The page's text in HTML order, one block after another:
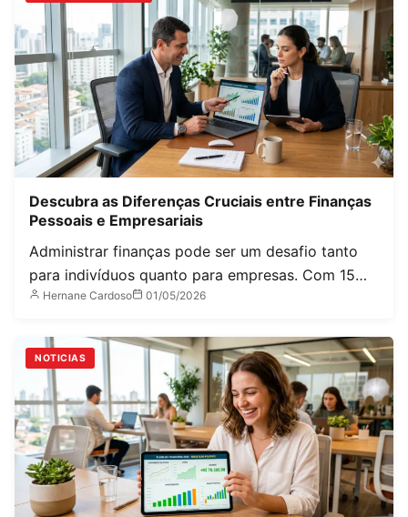
Descubra as Diferenças Cruciais entre Finanças
Pessoais e Empresariais
Administrar finanças pode ser um desafio tanto
para indivíduos quanto para empresas. Com 15…
Hernane Cardoso 01/05/2026
NOTICIAS